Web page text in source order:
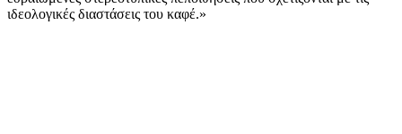
ιδεολογικές διαστάσεις του καφέ.»